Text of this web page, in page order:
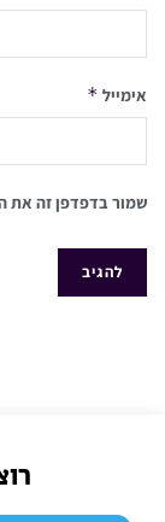
אימייל *
שמור בדפדפן זה את